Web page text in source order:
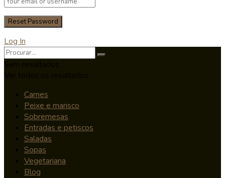
Log In
Carnes
Peixe e marisco
Sobremesas
Entradas e petiscos
Saladas
Sopas
Vegetariana
Blog